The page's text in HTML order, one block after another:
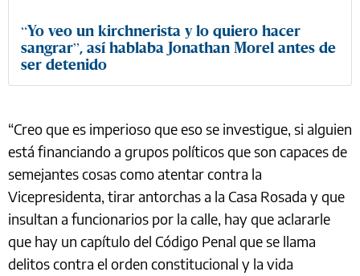
“Yo veo un kirchnerista y lo quiero hacer
sangrar”, así hablaba Jonathan Morel antes de
ser detenido
“Creo que es imperioso que eso se investigue, si alguien
está financiando a grupos políticos que son capaces de
semejantes cosas como atentar contra la
Vicepresidenta, tirar antorchas a la Casa Rosada y que
insultan a funcionarios por la calle, hay que aclararle
que hay un capítulo del Código Penal que se llama
delitos contra el orden constitucional y la vida